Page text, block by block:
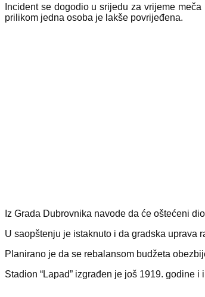
Incident se dogodio u srijedu za vrijeme
prilikom jedna osoba je lakše povrijeđena.
Iz Grada Dubrovnika navode da će oštećeni
U saopštenju je istaknuto i da gradska uprava
Planirano je da se rebalansom budžeta
Stadion “Lapad” izgrađen je još 1919. godine